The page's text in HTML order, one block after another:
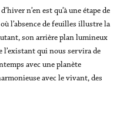
n’en est qu’à une étape de
l’absence de feuilles illustre la
son arrière plan lumineux
l’existant qui nous servira de
avec une planète
avec le vivant, des